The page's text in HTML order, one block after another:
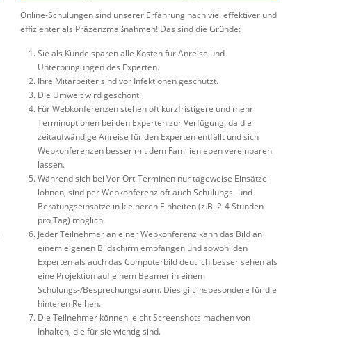
Online-Schulungen sind unserer Erfahrung nach viel effektiver und
effizienter als Präzenzmaßnahmen! Das sind die Gründe:
Sie als Kunde sparen alle Kosten für Anreise und
Unterbringungen des Experten.
Ihre Mitarbeiter sind vor Infektionen geschützt.
Die Umwelt wird geschont.
Für Webkonferenzen stehen oft kurzfristigere und mehr
Terminoptionen bei den Experten zur Verfügung, da die
zeitaufwändige Anreise für den Experten entfällt und sich
Webkonferenzen besser mit dem Familienleben vereinbaren
lassen.
Während sich bei Vor-Ort-Terminen nur tageweise Einsätze
lohnen, sind per Webkonferenz oft auch Schulungs- und
Beratungseinsätze in kleineren Einheiten (z.B. 2-4 Stunden
pro Tag) möglich.
Jeder Teilnehmer an einer Webkonferenz kann das Bild an
einem eigenen Bildschirm empfangen und sowohl den
Experten als auch das Computerbild deutlich besser sehen als
eine Projektion auf einem Beamer in einem
Schulungs-/Besprechungsraum. Dies gilt insbesondere für die
hinteren Reihen.
Die Teilnehmer können leicht Screenshots machen von
Inhalten, die für sie wichtig sind.